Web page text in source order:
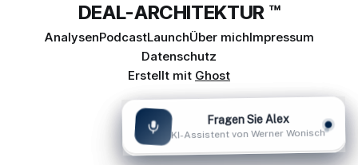
DEAL-ARCHITEKTUR ™
AnalysenPodcastLaunchÜber michImpressum
Datenschutz
Erstellt mit Ghost